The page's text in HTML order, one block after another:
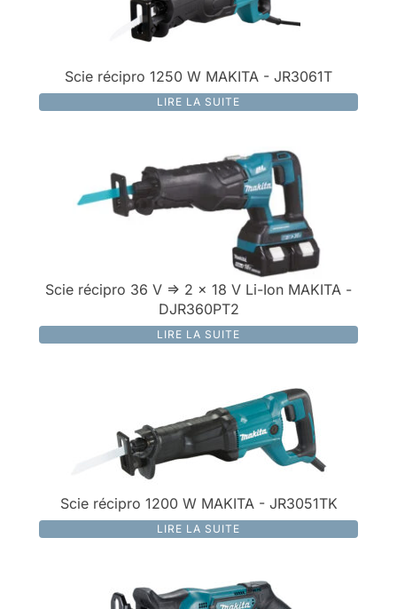
Scie récipro 1250 W MAKITA - JR3061T
LIRE LA SUITE
Scie récipro 36 V => 2 x 18 V Li-Ion MAKITA -
DJR360PT2
LIRE LA SUITE
Scie récipro 1200 W MAKITA - JR3051TK
LIRE LA SUITE